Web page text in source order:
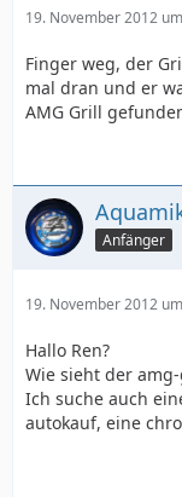
19. November 2012
Finger weg, der
mal dran und er
AMG Grill
Anfänger
19. November 2012
Hallo Ren?
Wie sieht der
Ich suche auch
autokauf, eine